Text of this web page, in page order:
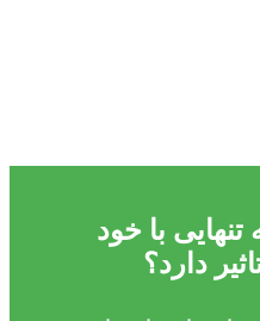
با خود
دارد؟